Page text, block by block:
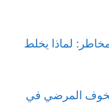
لماذا يخلط
المرضي في